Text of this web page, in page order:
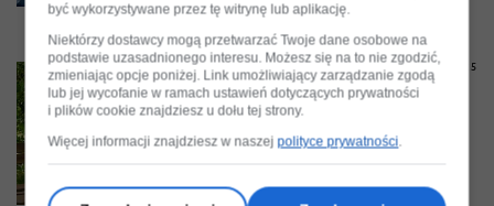
KRZYSZTOF PIASECKI
7 CZERWCA 2025
Krzyszto Piasecki: oto najnudniejszy
być wykorzystywane przez tę witrynę lub aplikację.
Niektórzy dostawcy mogą przetwarzać Twoje dane osobowe na
podstawie uzasadnionego interesu. Możesz się na to nie zgodzić,
zmieniając opcje poniżej. Link umożliwiający zarządzanie zgodą
lub jej wycofanie w ramach ustawień dotyczących prywatności
i plików cookie znajdziesz u dołu tej strony.
Więcej informacji znajdziesz w naszejpolityce prywatności.